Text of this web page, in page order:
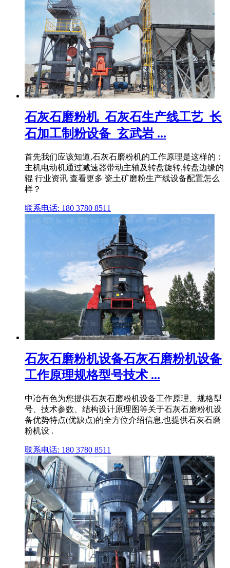
石灰石磨粉机_石灰石生产线工艺_长
石加工制粉设备_玄武岩 ...
首先我们应该知道,石灰石磨粉机的工作原理是这样的：
主机电动机通过减速器带动主轴及转盘旋转,转盘边缘的
辊 行业资讯 查看更多 瓷土矿磨粉生产线设备配置怎么
样？
联系电话: 180 3780 8511
石灰石磨粉机设备石灰石磨粉机设备
工作原理规格型号技术 ...
中冶有色为您提供石灰石磨粉机设备工作原理、规格型
号、技术参数、结构设计原理图等关于石灰石磨粉机设
备优势特点(优缺点)的全方位介绍信息,也提供石灰石磨
粉机设 .
联系电话: 180 3780 8511